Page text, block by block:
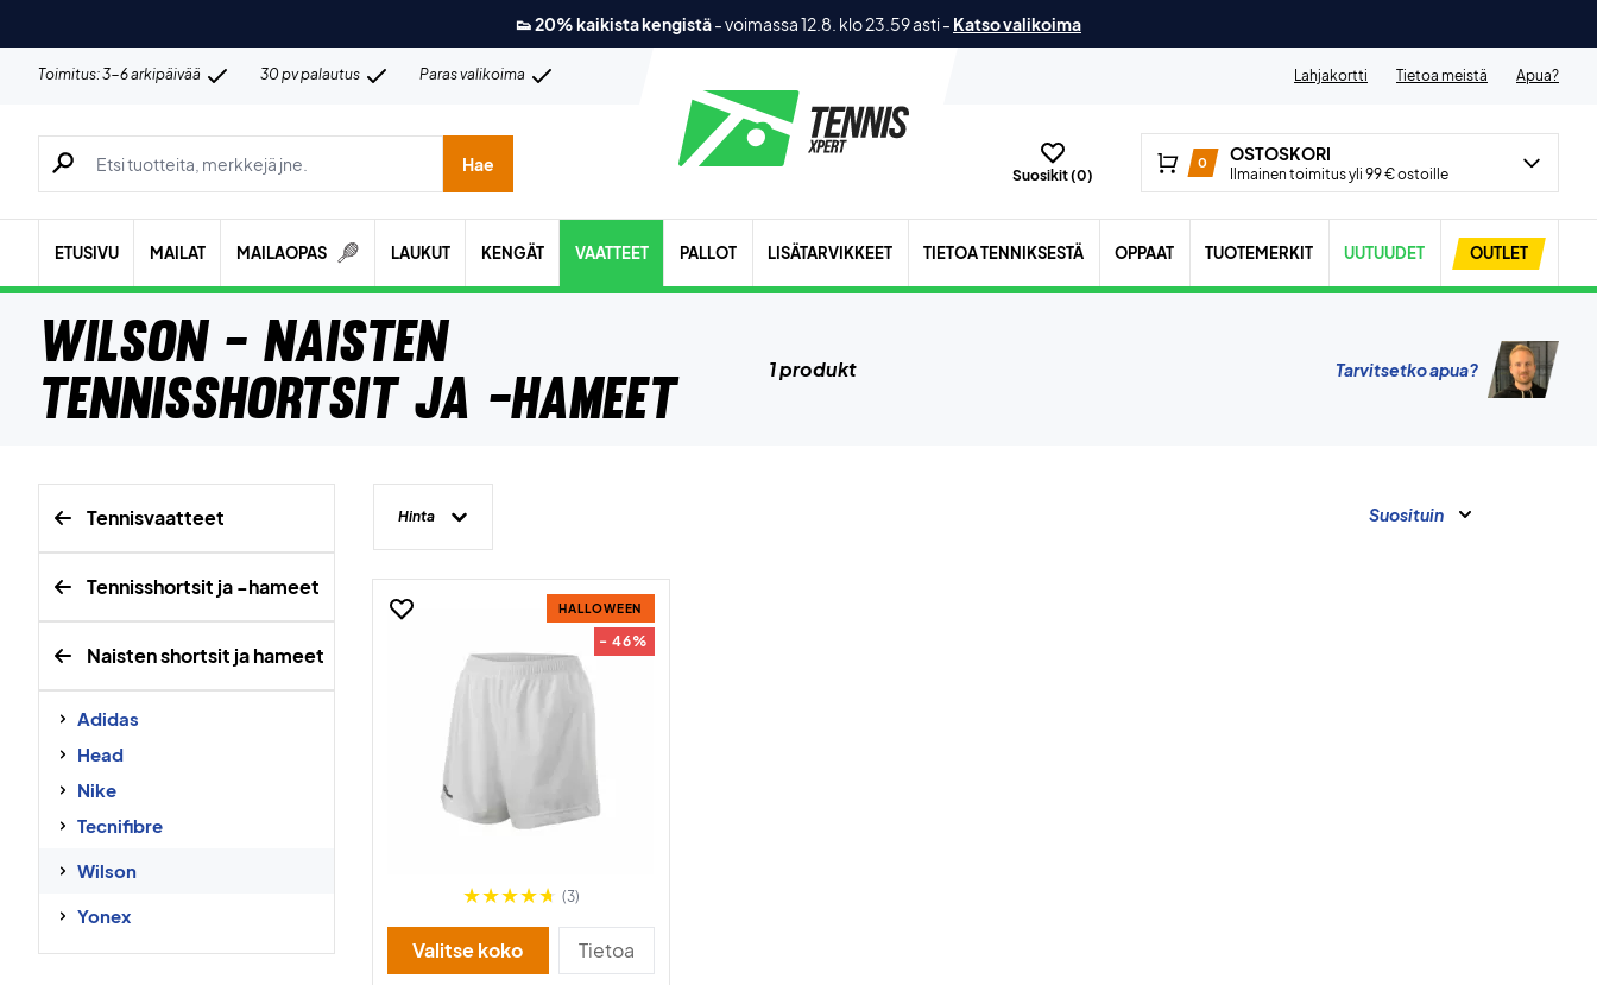
👟 20% kaikista kengistä-voimassa 12.8. klo 23.59 asti- Katso valikoima
Toimitus: 3-6 arkipäivää 30 pv palautus Paras valikoima Lahjakortti Tietoa meistä Apua?
Hae tuotteita, merkkejä jne.
Hae
Suosikit (0)
0 OSTOSKORI
Ilmainen toimitus yli 99 € ostoille
ETUSIVU MAILAT MAILAOPAS LAUKUT KENGÄT VAATTEET PALLOT LISÄTARVIKKEET TIETOA TENNIKSESTÄ OPPAAT TUOTEMERKIT UUTUUDET OUTLET
Wilson - Naisten
tennisshortsit ja -hameet
1 produkt Tarvitsetko apua?
Tennisvaatteet
Tennisshortsit ja -hameet
Naisten shortsit ja hameet
Adidas
Head
Nike
Tecnifibre
Wilson
Yonex
Hinta Suosituin
HALLOWEEN
- 46%
(3)
Valitse koko Tietoa